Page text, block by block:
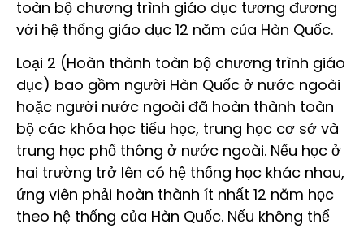
toàn bộ chương trình giáo dục tương đương
với hệ thống giáo dục 12 năm của Hàn Quốc.
Loại 2 (Hoàn thành toàn bộ chương trình giáo
dục) bao gồm người Hàn Quốc ở nước ngoài
hoặc người nước ngoài đã hoàn thành toàn
bộ các khóa học tiểu học, trung học cơ sở và
trung học phổ thông ở nước ngoài. Nếu học ở
hai trường trở lên có hệ thống học khác nhau,
ứng viên phải hoàn thành ít nhất 12 năm học
theo hệ thống của Hàn Quốc. Nếu không thể